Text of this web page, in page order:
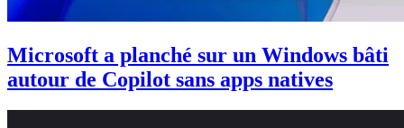
Microsoft a planché sur un Windows bâti
autour de Copilot sans apps natives